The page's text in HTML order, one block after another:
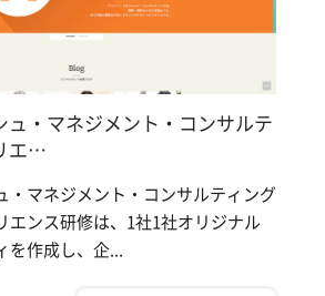
ュ・マネジメント・コンサルテ
エ…
・マネジメント・コンサルティング
エンス研修は、1社1社オリジナル
を作成し、企...